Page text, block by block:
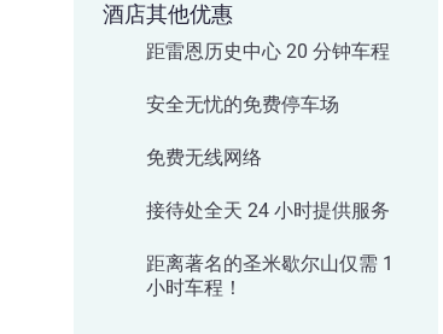
酒店其他优惠
距雷恩历史中心 20 分钟车程
安全无忧的免费停车场
免费无线网络
接待处全天 24 小时提供服务
距离著名的圣米歇尔山仅需 1
小时车程！